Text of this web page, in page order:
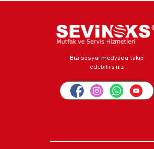
Bizi sosyal medyada takip
edebilirsiniz